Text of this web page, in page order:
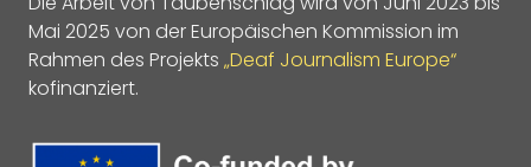
Mai 2025 von der Europäischen Kommission im
Rahmen des Projekts „Deaf Journalism Europe“
kofinanziert.